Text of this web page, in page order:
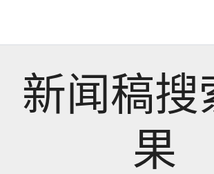
新闻稿搜
果